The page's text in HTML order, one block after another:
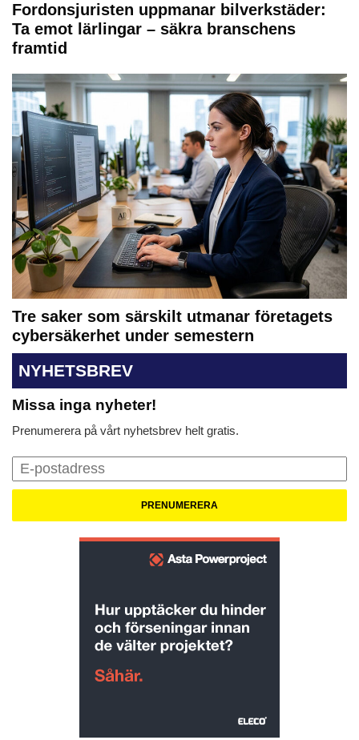
Fordonsjuristen uppmanar bilverkstäder:
Ta emot lärlingar – säkra branschens
framtid
Tre saker som särskilt utmanar företagets
cybersäkerhet under semestern
NYHETSBREV
Missa inga nyheter!
Prenumerera på vårt nyhetsbrev helt gratis.